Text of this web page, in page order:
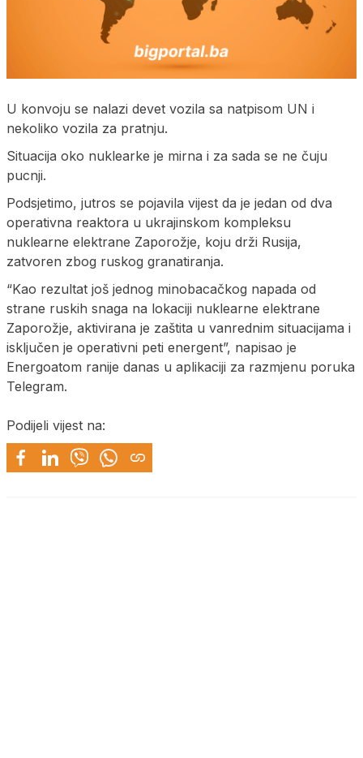
U konvoju se nalazi devet vozila sa natpisom UN i
nekoliko vozila za pratnju.
Situacija oko nuklearke je mirna i za sada se ne čuju
pucnji.
Podsjetimo, jutros se pojavila vijest da je jedan od dva
operativna reaktora u ukrajinskom kompleksu
nuklearne elektrane Zaporožje, koju drži Rusija,
zatvoren zbog ruskog granatiranja.
“Kao rezultat još jednog minobacačkog napada od
strane ruskih snaga na lokaciji nuklearne elektrane
Zaporožje, aktivirana je zaštita u vanrednim situacijama i
isključen je operativni peti energent”, napisao je
Energoatom ranije danas u aplikaciji za razmjenu poruka
Telegram.
Podijeli vijest na: